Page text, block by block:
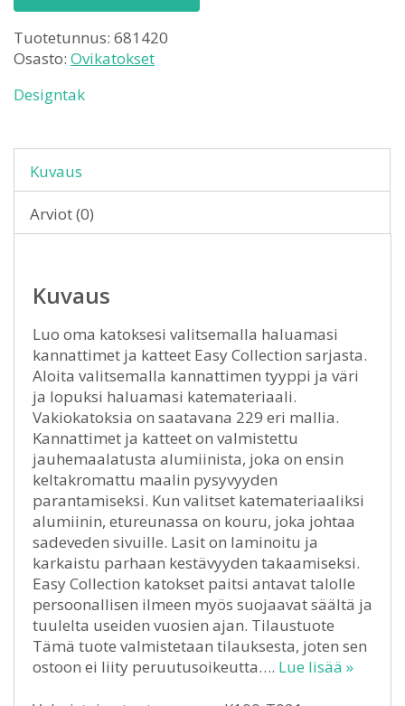
Tuotetunnus: 681420
Osasto: Ovikatokset
Designtak
Kuvaus
Arviot (0)
Kuvaus
Luo oma katoksesi valitsemalla haluamasi
kannattimet ja katteet Easy Collection sarjasta.
Aloita valitsemalla kannattimen tyyppi ja väri
ja lopuksi haluamasi katemateriaali.
Vakiokatoksia on saatavana 229 eri mallia.
Kannattimet ja katteet on valmistettu
jauhemaalatusta alumiinista, joka on ensin
keltakromattu maalin pysyvyyden
parantamiseksi. Kun valitset katemateriaaliksi
alumiinin, etureunassa on kouru, joka johtaa
sadeveden sivuille. Lasit on laminoitu ja
karkaistu parhaan kestävyyden takaamiseksi.
Easy Collection katokset paitsi antavat talolle
persoonallisen ilmeen myös suojaavat säältä ja
tuulelta useiden vuosien ajan. Tilaustuote
Tämä tuote valmistetaan tilauksesta, joten sen
ostoon ei liity peruutusoikeutta…. Lue lisää »